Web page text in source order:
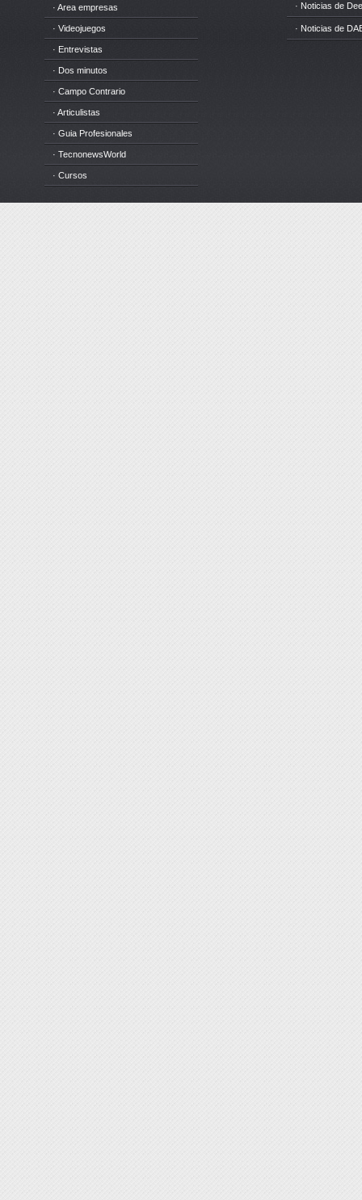
· Area empresas
· Videojuegos
· Entrevistas
· Dos minutos
· Campo Contrario
· Articulistas
· Guia Profesionales
· TecnonewsWorld
· Cursos
· Noticias de
· Noticias de